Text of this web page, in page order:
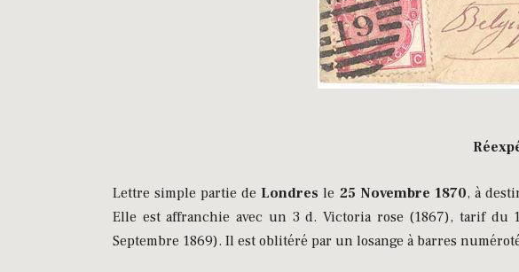
Lettre simple partie de Londres le 25 Novembre 1870, à
Elle est affranchie avec un 3 d. Victoria rose (1867), tarif du 1
Septembre 1869). Il est oblitéré par un losange à barres